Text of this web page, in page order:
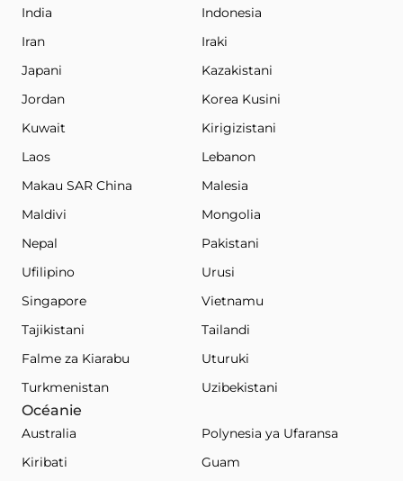
India
Indonesia
Iran
Iraki
Japani
Kazakistani
Jordan
Korea Kusini
Kuwait
Kirigizistani
Laos
Lebanon
Makau SAR China
Malesia
Maldivi
Mongolia
Nepal
Pakistani
Ufilipino
Urusi
Singapore
Vietnamu
Tajikistani
Tailandi
Falme za Kiarabu
Uturuki
Turkmenistan
Uzibekistani
Océanie
Australia
Polynesia ya Ufaransa
Kiribati
Guam